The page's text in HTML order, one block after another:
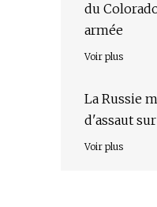
du
armée
Voir plus
La Russie
d'assaut
Voir plus